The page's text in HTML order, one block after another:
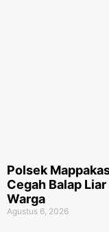
Polsek
Cegah Balap
Warga
Agustus 6, 2026